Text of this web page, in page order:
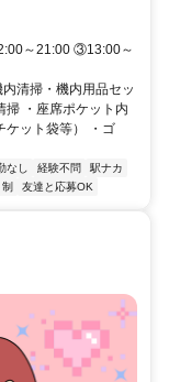
～21:00 ③13:00～
清掃・機内用品セッ
掃 ・座席ポケット内
ケット袋等） ・ゴ
なし 経験不問
駅ナカ
友達と応募OK